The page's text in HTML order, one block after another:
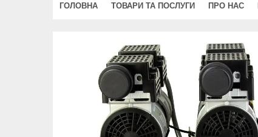
ГОЛОВНА ТОВАРИ ТА ПОСЛУГИ ПРО НАС